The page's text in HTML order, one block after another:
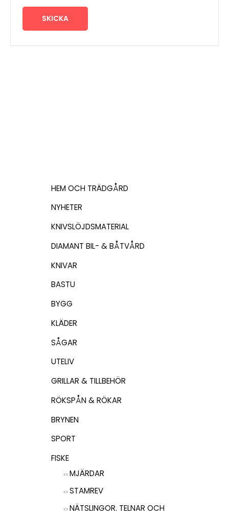
HEM OCH TRÄDGÅRD
NYHETER
KNIVSLÖJDSMATERIAL
DIAMANT BIL- & BÅTVÅRD
KNIVAR
BASTU
BYGG
KLÄDER
SÅGAR
UTELIV
GRILLAR & TILLBEHÖR
RÖKSPÅN & RÖKAR
BRYNEN
SPORT
FISKE
MJÄRDAR
STAMREV
NÄTSLINGOR. TELNAR OCH